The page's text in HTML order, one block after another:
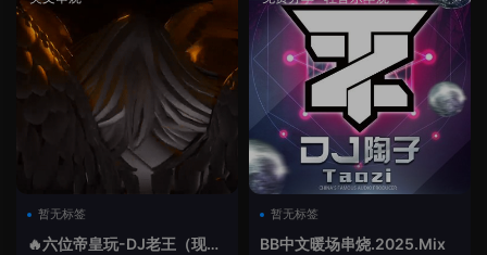
暂无标签
🔥六位帝皇玩-DJ老王（现场
暂无标签
BB中文暖场串烧.2025.Mix